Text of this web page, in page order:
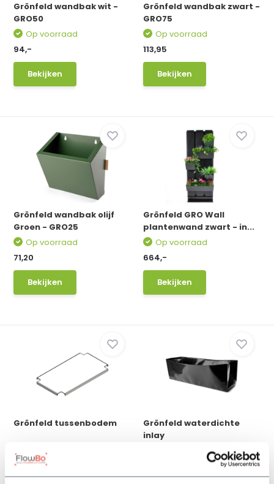
Grönfeld wandbak wit -
GRO50
Op voorraad
94,-
Bekijken
Grönfeld wandbak zwart -
GRO75
Op voorraad
113,95
Bekijken
Grönfeld wandbak olijf
Groen - GRO25
Op voorraad
71,20
Bekijken
Grönfeld GRO Wall
plantenwand zwart - in...
Op voorraad
664,-
Bekijken
Grönfeld tussenbodem
Op voorraad
32,25
Grönfeld waterdichte
inlay